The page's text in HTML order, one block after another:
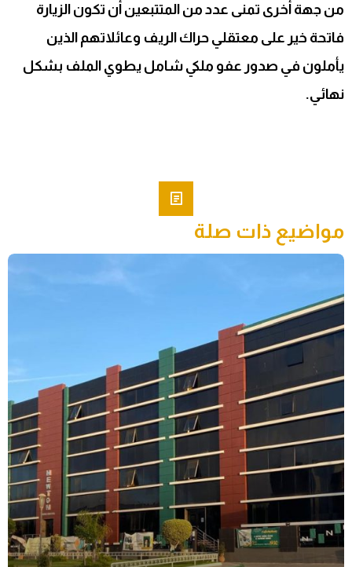
من جهة أخرى تمنى عدد من المتتبعين أن تكون الزيارة
فاتحة خير على معتقلي حراك الريف وعائلاتهم الذين
يأملون في صدور عفو ملكي شامل يطوي الملف بشكل
نهائي.
مواضيع ذات صلة